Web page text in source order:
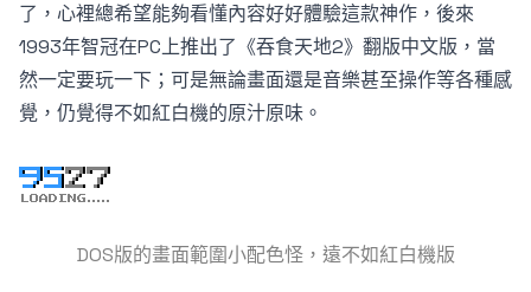
了，心裡總希望能夠看懂內容好好體驗這款神作，後來
1993年智冠在PC上推出了《吞食天地2》翻版中文版，當
然一定要玩一下；可是無論畫面還是音樂甚至操作等各種感
覺，仍覺得不如紅白機的原汁原味。
DOS版的畫面範圍小配色怪，遠不如紅白機版